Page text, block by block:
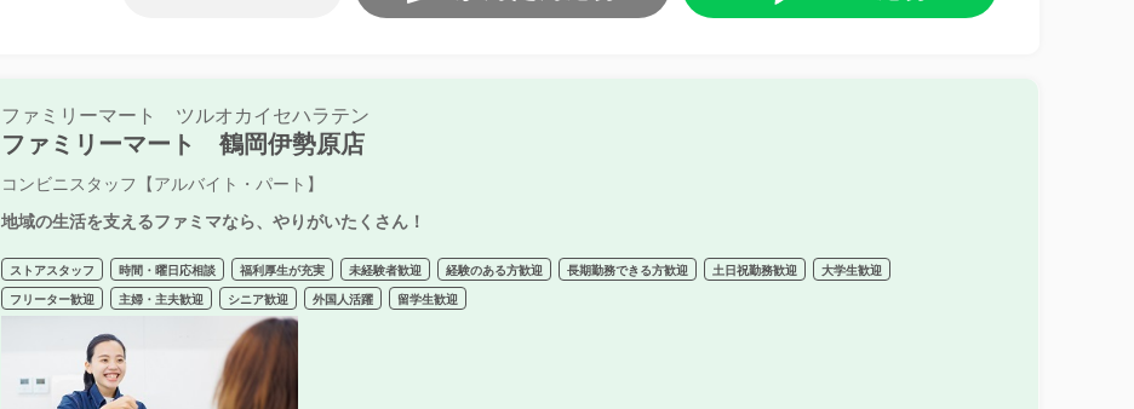
ファミリーマート ツルオカイセハラテン
ファミリーマート 鶴岡伊勢原店
コンビニスタッフ【アルバイト・パート】
地域の生活を支えるファミマなら、やりがいたくさん！
ストアスタッフ 時間・曜日応相談 福利厚生が充実 未経験者歓迎 経験のある方歓迎 長期勤務できる方歓迎 土日祝勤務歓迎
大学生歓迎
フリーター歓迎
主婦・主夫歓迎 シニア歓迎 外国人活躍 留学生歓迎